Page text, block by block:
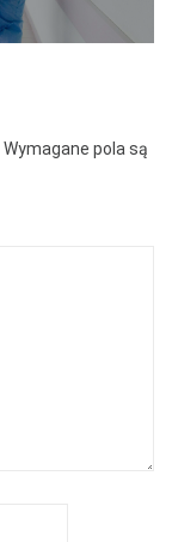
Wymagane pola są